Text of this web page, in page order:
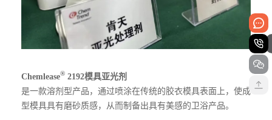
Chemlease® 2192模具亚光剂
是一款溶剂型产品，通过喷涂在传统的胶衣模具表面上，使成
型模具具有磨砂质感，从而制备出具有美感的卫浴产品。